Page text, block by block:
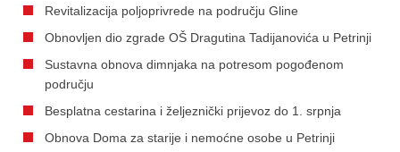
Revitalizacija poljoprivrede na području Gline
Obnovljen dio zgrade OŠ Dragutina Tadijanovića u Petrinji
Sustavna obnova dimnjaka na potresom pogođenom
području
Besplatna cestarina i željeznički prijevoz do 1. srpnja
Obnova Doma za starije i nemoćne osobe u Petrinji